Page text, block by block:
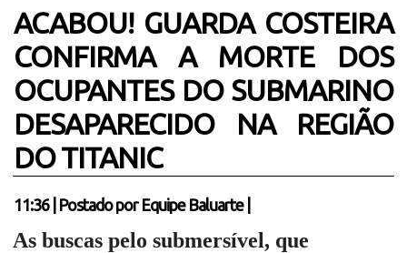
ACABOU! GUARDA COSTEIRA
CONFIRMA A MORTE DOS
OCUPANTES DO SUBMARINO
DESAPARECIDO NA REGIÃO
DO TITANIC
11:36| Postado por Equipe Baluarte
As buscas pelo submersível, que